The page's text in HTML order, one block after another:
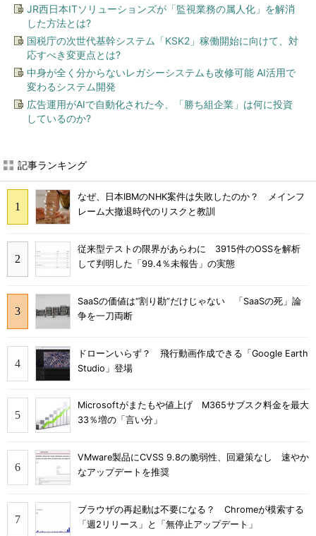
JR西日本ITソリューションズが「監視業務の属人化」を解消
した方法とは?
国税庁の次世代基幹システム「KSK2」稼働開始に向けて、対
応すべき変更点とは?
中身が全く分からないレガシーシステムも改修可能 AI活用で
変わるシステム開発
広告運用がAIで自動化された今、「勝ち組企業」は何に投資
しているのか?
記事ランキング
なぜ、日本IBMのNHK案件は失敗したのか？ メインフ
レーム大撤退時代のリスクと教訓
従来型テストの限界があらわに 3915件のOSSを解析
して判明した「99.4％未報告」の実態
SaaSの価値は“割り勘”だけじゃない 「SaaSの死」論
争を一刀両断
ドローンいらず？ 飛行動画作成できる「Google Earth
Studio」登場
Microsoftがまたもや値上げ M365サブスク料金を最大
33％増の「言い分」
VMware製品にCVSS 9.8の脆弱性、回避策なし 速やか
なアップデートを推奨
ブラウザの再起動は不要になる？ Chromeが模索する
「週2リリース」と「無停止アップデート」